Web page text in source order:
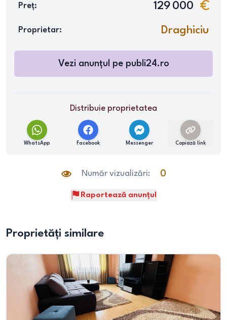
Preț: 129 000
Proprietar: Draghiciu
Vezi anunțul pe publi24.ro
Distribuie proprietatea
WhatsApp Facebook Messenger Copiază link
Număr vizualizări: 0
Raportează anunțul
Proprietăți similare